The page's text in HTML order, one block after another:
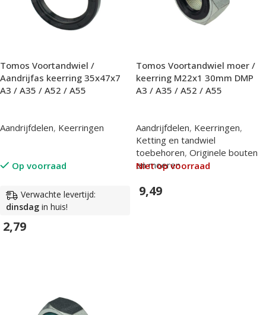
Tomos Voortandwiel /
Aandrijfas keerring 35x47x7
A3 / A35 / A52 / A55
Aandrijfdelen, Keerringen
Op voorraad
Verwachte levertijd:
dinsdag in huis!
2,79
Tomos Voortandwiel moer /
keerring M22x1 30mm DMP
A3 / A35 / A52 / A55
Aandrijfdelen, Keerringen,
Ketting en tandwiel
toebehoren, Originele bouten
en moeren
Niet op voorraad
9,49